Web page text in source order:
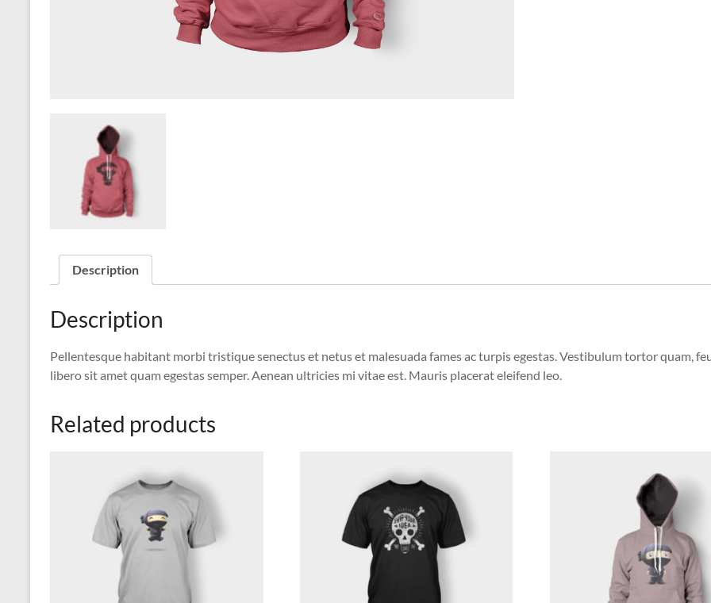
Description
Description
Pellentesque habitant morbi tristique senectus et netus et malesuada fames ac turpis egestas. Vestibulum tortor quam,
libero sit amet quam egestas semper. Aenean ultricies mi vitae est. Mauris placerat eleifend leo.
Related products